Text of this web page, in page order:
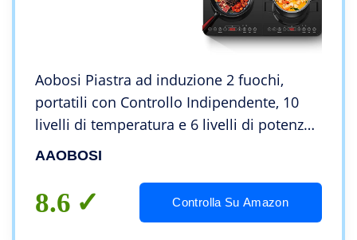
Aobosi Piastra ad induzione 2 fuochi,
portatili con Controllo Indipendente, 10
livelli di temperatura e 6 livelli di potenza,
timer, pulsante max e min, Blocco di
AAOBOSI
8.6 Controlla Su Amazon